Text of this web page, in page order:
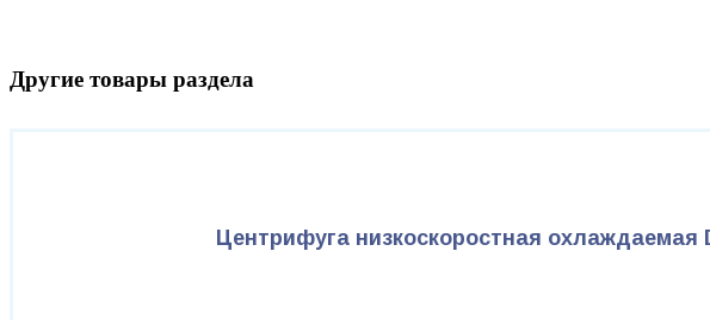
Другие товары раздела
Центрифуга низкоскоростная охлаждаемая